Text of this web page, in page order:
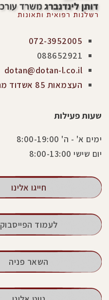
072-3952005
088652921
dotan@dotan-l.co.il
העצמאות 85 אשדוד מרכז פרימק
שעות פעילות
ימים א' - ה' 8:00-19:00
יום שישי 8:00-13:00
חייגו אלינו
לעמוד הפייסבוק
השאר פניה